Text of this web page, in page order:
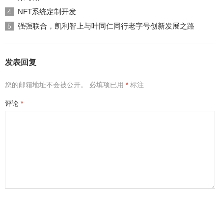
4 NFT系统定制开发
5 强强联合，凯利智上与叶同仁同行老字号创新发展之路
发表回复
您的邮箱地址不会被公开。 必填项已用 * 标注
评论 *